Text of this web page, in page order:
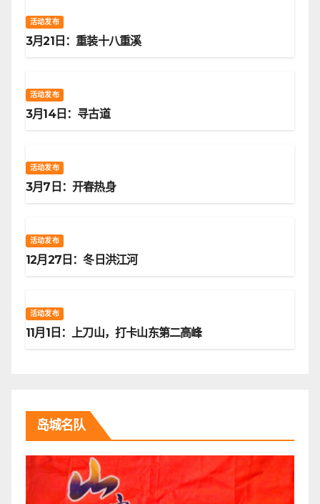
活动发布
3月21日：重装十八重溪
活动发布
3月14日：寻古道
活动发布
3月7日：开春热身
活动发布
12月27日：冬日洪江河
活动发布
11月1日：上刀山，打卡山东第二高峰
岛城名队